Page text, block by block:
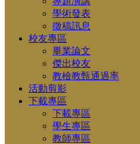
學術發表
徵稿訊息
校友專區
畢業論文
傑出校友
教檢教甄通過率
活動剪影
下載專區
下載專區
學生專區
教師專區